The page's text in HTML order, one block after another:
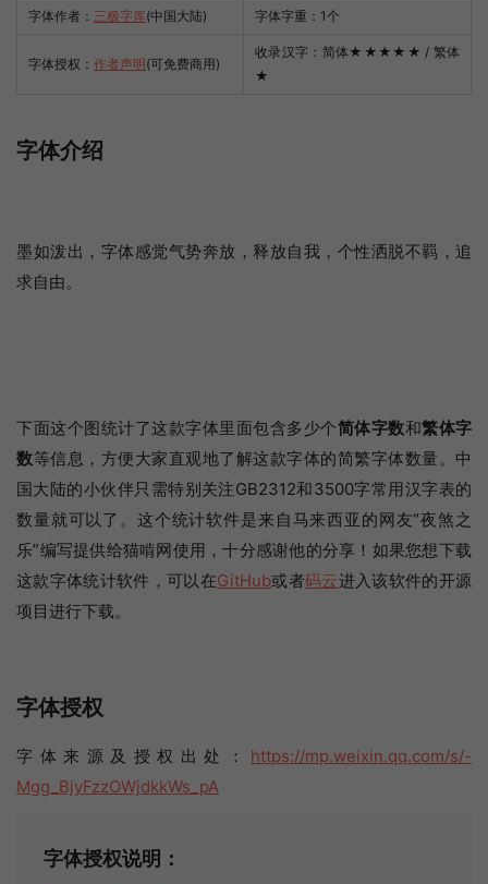
字体作者： 三极字库(中国大陆) 字体字重：1个
字体授权： 作者声明(可免费商用)
收录汉字：简体★★★★★ / 繁体
★
字体介绍
墨如泼出，字体感觉气势奔放，释放自我，个性洒脱不羁，追
求自由。
下面这个图统计了这款字体里面包含多少个简体字数和繁体字
数等信息，方便大家直观地了解这款字体的简繁字体数量。中
国大陆的小伙伴只需特别关注GB2312和3500字常用汉字表的
数量就可以了。这个统计软件是来自马来西亚的网友“夜煞之
乐”编写提供给猫啃网使用，十分感谢他的分享！如果您想下载
这款字体统计软件，可以在GitHub或者码云进入该软件的开源
项目进行下载。
字体授权
字体来源及授权出处： https://mp.weixin.qq.com/s/-
Mgg_BjyFzzOWjdkkWs_pA
字体授权说明：